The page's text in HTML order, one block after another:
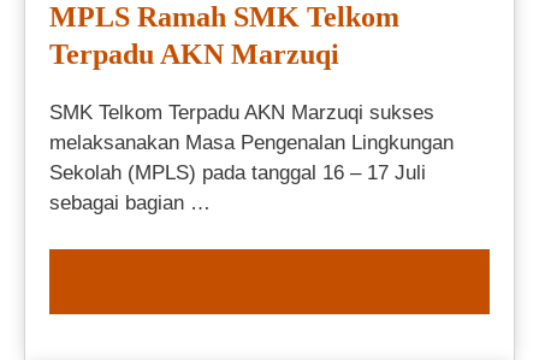
MPLS Ramah SMK Telkom
Terpadu AKN Marzuqi
SMK Telkom Terpadu AKN Marzuqi sukses
melaksanakan Masa Pengenalan Lingkungan
Sekolah (MPLS) pada tanggal 16 – 17 Juli
sebagai bagian …